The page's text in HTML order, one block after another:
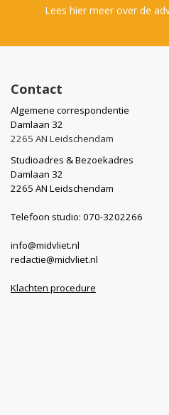
Lees hier meer over de
Contact
Algemene correspondentie
Damlaan 32
2265 AN Leidschendam
Studioadres & Bezoekadres
Damlaan 32
2265 AN Leidschendam
Telefoon studio: 070-3202266
info@midvliet.nl
redactie@midvliet.nl
Klachten procedure